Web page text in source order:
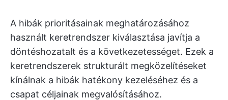
A hibák prioritásainak meghatározásához
használt keretrendszer kiválasztása javítja a
döntéshozatalt és a következetességet. Ezek a
keretrendszerek strukturált megközelítéseket
kínálnak a hibák hatékony kezeléséhez és a
csapat céljainak megvalósításához.